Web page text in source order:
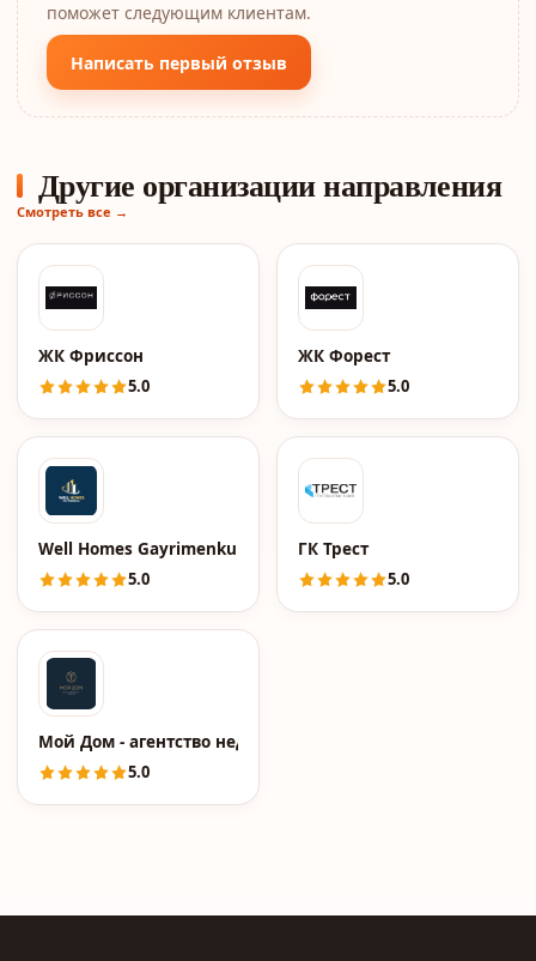
поможет следующим клиентам.
Написать первый отзыв
Другие организации направления
Смотреть все →
ЖК Фриссон
5.0
ЖК Форест
5.0
Well Homes Gayrimenkul
5.0
ГК Трест
5.0
Мой Дом - агентство недвижимости
5.0